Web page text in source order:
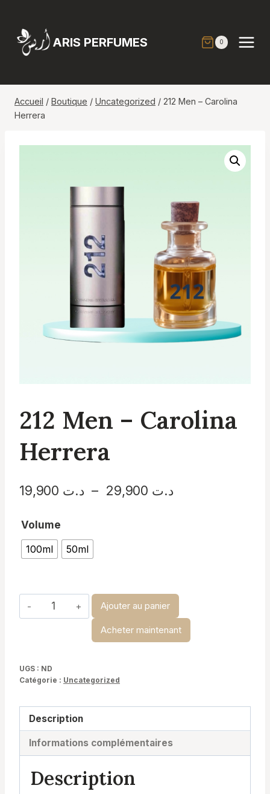
contenu
ARIS PERFUMES 0
Accueil / Boutique / Uncategorized / 212 Men – Carolina
Herrera
212 Men – Carolina
Herrera
د.ت – د.تPlage
Volume
100ml
50ml
quantité
de
-
Carolina
Ajouter au panier
Acheter maintenant
UGS : ND
Catégorie : Uncategorized
Description
Informations complémentaires
Description